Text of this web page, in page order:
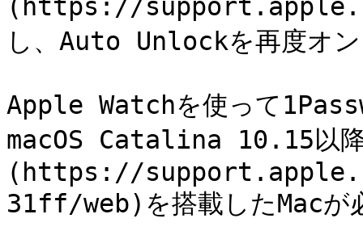
(https://
し、Auto Unlockを再度オ
Apple Watchを使って
macOS Catalina 10.15以
(https://
31ff/web)を搭載したMacが